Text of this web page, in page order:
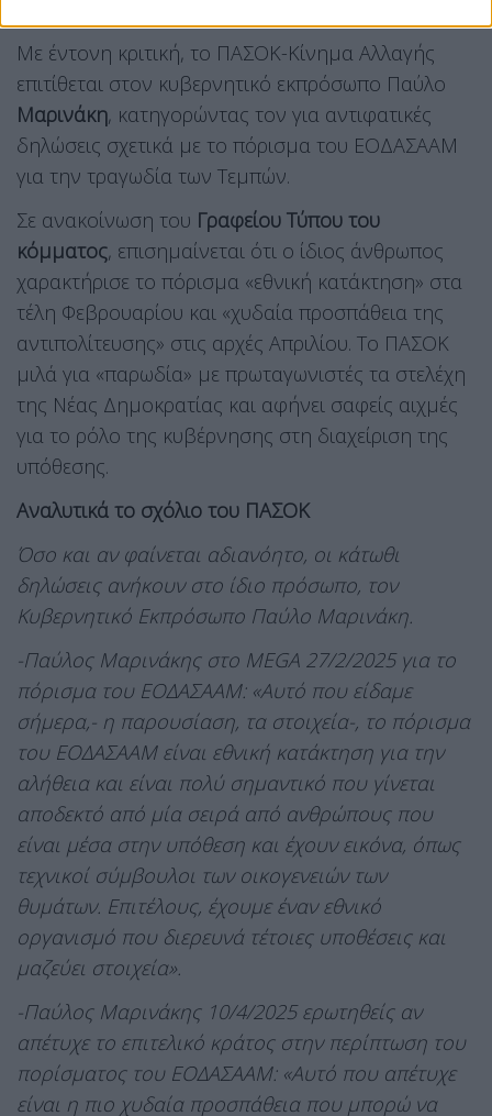
Με έντονη κριτική, το ΠΑΣΟΚ-Κίνημα Αλλαγής
επιτίθεται στον κυβερνητικό εκπρόσωπο Παύλο
Μαρινάκη, κατηγορώντας τον για αντιφατικές
δηλώσεις σχετικά με το πόρισμα του ΕΟΔΑΣΑΑΜ
για την τραγωδία των Τεμπών.
Σε ανακοίνωση του Γραφείου Τύπου του
κόμματος, επισημαίνεται ότι ο ίδιος άνθρωπος
χαρακτήρισε το πόρισμα «εθνική κατάκτηση» στα
τέλη Φεβρουαρίου και «χυδαία προσπάθεια της
αντιπολίτευσης» στις αρχές Απριλίου. Το ΠΑΣΟΚ
μιλά για «παρωδία» με πρωταγωνιστές τα στελέχη
της Νέας Δημοκρατίας και αφήνει σαφείς αιχμές
για το ρόλο της κυβέρνησης στη διαχείριση της
υπόθεσης.
Αναλυτικά το σχόλιο του ΠΑΣΟΚ
Όσο και αν φαίνεται αδιανόητο, οι κάτωθι
δηλώσεις ανήκουν στο ίδιο πρόσωπο, τον
Κυβερνητικό Εκπρόσωπο Παύλο Μαρινάκη.
-Παύλος Μαρινάκης στο MEGA 27/2/2025 για το
πόρισμα του ΕΟΔΑΣΑΑΜ: «Αυτό που είδαμε
σήμερα,- η παρουσίαση, τα στοιχεία-, το πόρισμα
του ΕΟΔΑΣΑΑΜ είναι εθνική κατάκτηση για την
αλήθεια και είναι πολύ σημαντικό που γίνεται
αποδεκτό από μία σειρά από ανθρώπους που
είναι μέσα στην υπόθεση και έχουν εικόνα, όπως
τεχνικοί σύμβουλοι των οικογενειών των
θυμάτων. Επιτέλους, έχουμε έναν εθνικό
οργανισμό που διερευνά τέτοιες υποθέσεις και
μαζεύει στοιχεία».
-Παύλος Μαρινάκης 10/4/2025 ερωτηθείς αν
απέτυχε το επιτελικό κράτος στην περίπτωση του
πορίσματος του ΕΟΔΑΣΑΑΜ: «Αυτό που απέτυχε
είναι η πιο χυδαία προσπάθεια που μπορώ να